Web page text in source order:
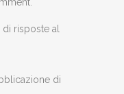
risposte al
di